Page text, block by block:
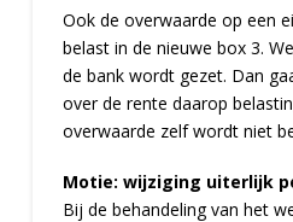
Ook de overwaarde op een
belast in de nieuwe box 3.
de bank wordt gezet. Dan
over de rente daarop
overwaarde zelf wordt niet
Motie: wijziging uiterlijk
Bij de behandeling van het